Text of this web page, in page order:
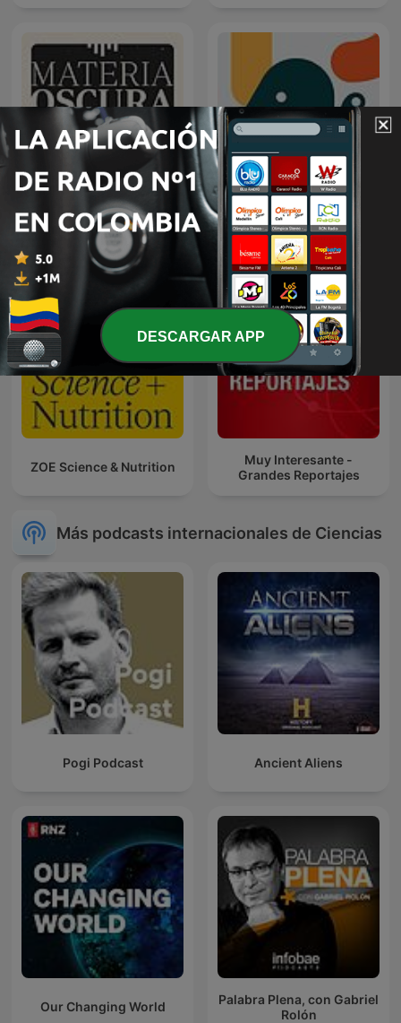
Materia Oscura Entiende Tu Mente
ZOE Science & Nutrition
Muy Interesante -
Grandes Reportajes
Más podcasts internacionales de Ciencias
Pogi Podcast Ancient Aliens
Our Changing World
Palabra Plena, con Gabriel
Rolón
DESCARGAR APP